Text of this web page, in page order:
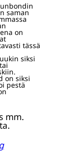
saman
on
tässä
siksi
on siksi
pestä
mm.